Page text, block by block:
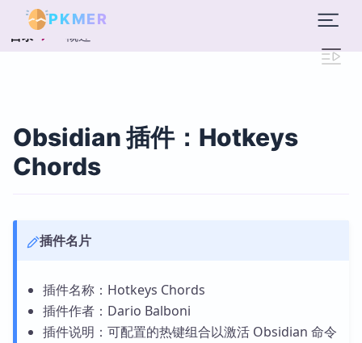
PKMER
目录 概述
Obsidian 插件：Hotkeys
Chords
插件名片
插件名称：Hotkeys Chords
插件作者：Dario Balboni
插件说明：可配置的热键组合以激活 Obsidian 命令